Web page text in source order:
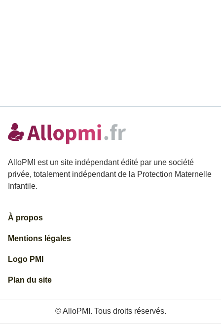
AlloPMI est un site indépendant édité par une société
privée, totalement indépendant de la Protection Maternelle
Infantile.
© AlloPMI. Tous droits réservés.
À propos
Mentions légales
Logo PMI
Plan du site